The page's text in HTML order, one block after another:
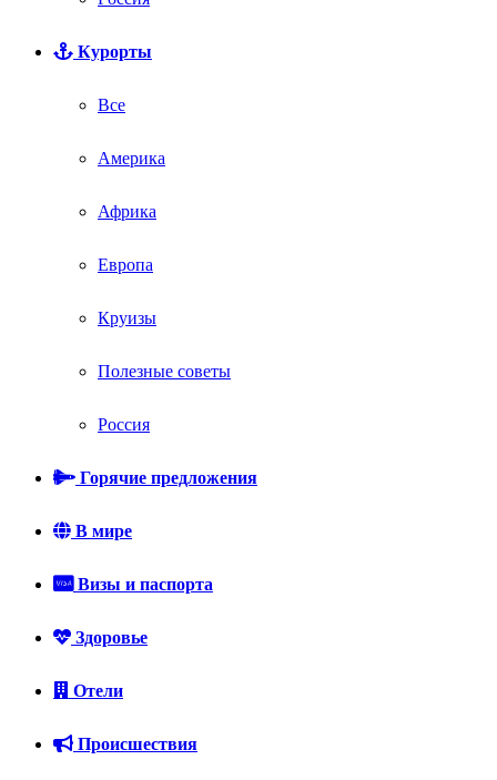
Курорты
Все
Америка
Африка
Европа
Круизы
Полезные советы
Россия
Горячие предложения
В мире
Визы и паспорта
Здоровье
Отели
Происшествия